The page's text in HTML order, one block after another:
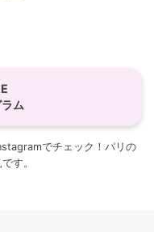
ム
でチェック！パリの
す。